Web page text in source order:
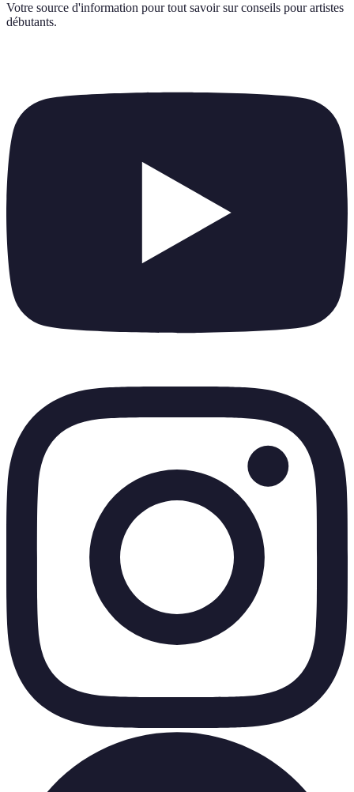
Votre source d'information pour tout savoir sur conseils pour artistes
débutants.